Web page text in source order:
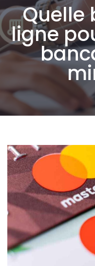
Quelle
ligne